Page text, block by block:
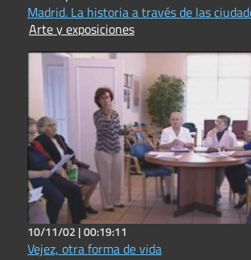
Madrid. La historia a través de las
Arte y exposiciones
10/11/02 |00:19:11
Vejez, otra forma de vida